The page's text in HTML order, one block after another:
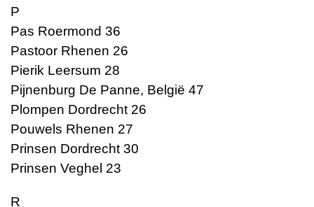
P
Pas Roermond 36
Pastoor Rhenen 26
Pierik Leersum 28
Pijnenburg De Panne, België 47
Plompen Dordrecht 26
Pouwels Rhenen 27
Prinsen Dordrecht 30
Prinsen Veghel 23
R